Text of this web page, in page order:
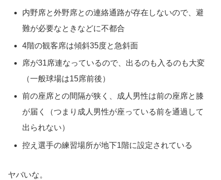
内野席と外野席との連絡通路が存在しないので、避
難が必要なときなどに不都合
4階の観客席は傾斜35度と急斜面
席が31席連なっているので、出るのも入るのも大変
（一般球場は15席前後）
前の座席との間隔が狭く、成人男性は前の座席と膝
が届く（つまり成人男性が座っている前を通過して
出られない）
控え選手の練習場所が地下1階に設定されている
ヤバいな。